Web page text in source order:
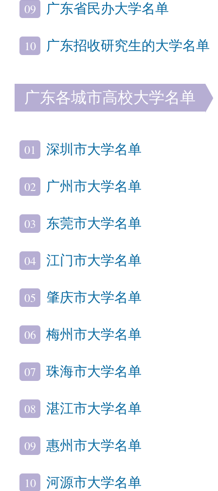
09 广东省民办大学名单
10 广东招收研究生的大学名单
广东各城市高校大学名单
01 深圳市大学名单
02 广州市大学名单
03 东莞市大学名单
04 江门市大学名单
05 肇庆市大学名单
06 梅州市大学名单
07 珠海市大学名单
08 湛江市大学名单
09 惠州市大学名单
10 河源市大学名单